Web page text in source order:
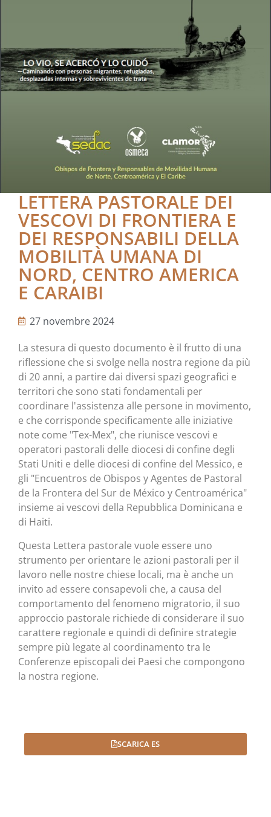
LETTERA PASTORALE DEI
VESCOVI DI FRONTIERA E
DEI RESPONSABILI DELLA
MOBILITÀ UMANA DI
NORD, CENTRO AMERICA
E CARAIBI
27 novembre 2024
La stesura di questo documento è il frutto di una
riflessione che si svolge nella nostra regione da più
di 20 anni, a partire dai diversi spazi geografici e
territori che sono stati fondamentali per
coordinare l'assistenza alle persone in movimento,
e che corrisponde specificamente alle iniziative
note come "Tex-Mex", che riunisce vescovi e
operatori pastorali delle diocesi di confine degli
Stati Uniti e delle diocesi di confine del Messico, e
gli "Encuentros de Obispos y Agentes de Pastoral
de la Frontera del Sur de México y Centroamérica"
insieme ai vescovi della Repubblica Dominicana e
di Haiti.
Questa Lettera pastorale vuole essere uno
strumento per orientare le azioni pastorali per il
lavoro nelle nostre chiese locali, ma è anche un
invito ad essere consapevoli che, a causa del
comportamento del fenomeno migratorio, il suo
approccio pastorale richiede di considerare il suo
carattere regionale e quindi di definire strategie
sempre più legate al coordinamento tra le
Conferenze episcopali dei Paesi che compongono
la nostra regione.
SCARICA ES